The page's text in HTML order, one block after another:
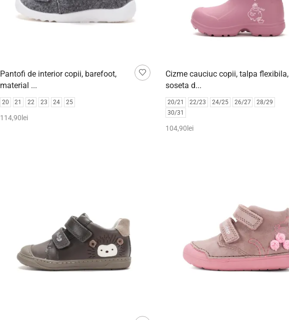
Pantofi de interior copii, barefoot,
material ...
20 21 22 23 24 25
114,90 lei
Cizme cauciuc copii, talpa flexibila,
soseta d...
20/21 22/23 24/25 26/27
28/29
30/31
104,90 lei